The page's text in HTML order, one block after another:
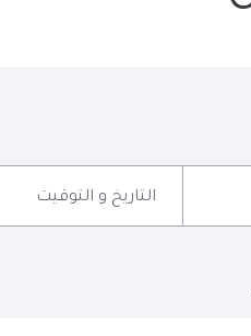
التاريخ و التوقيت